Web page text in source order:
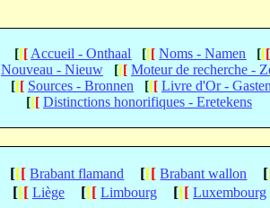
[[[ Accueil - Onthaal [[[ Noms - Namen [[[
Nouveau - Nieuw [[[ Moteur de recherche -
[[[ Sources - Bronnen [[[ Livre d'Or -
[[[ Distinctions honorifiques - Eretekens
[[[ Brabant flamand [[[ Brabant wallon [
[[[ Liège [[[ Limbourg [[[ Luxembourg